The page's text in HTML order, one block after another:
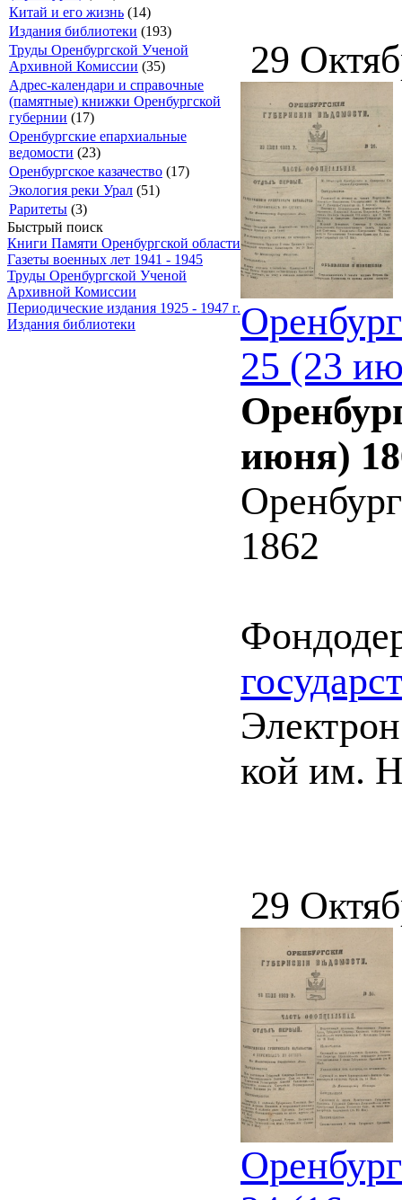
Китай и его жизнь (14)
Издания библиотеки (193)
Труды Оренбургской Ученой
Архивной Комиссии (35)
Адрес-календари и справочные
(памятные) книжки Оренбургской
губернии (17)
Оренбургские епархиальные
ведомости (23)
Оренбургское казачество (17)
Экология реки Урал (51)
Раритеты (3)
Быстрый поиск
Книги Памяти Оренбургской области
Газеты военных лет 1941 - 1945
Труды Оренбургской Ученой
Архивной Комиссии
Периодические издания 1925 - 1947 г.
Издания библиотеки
29
25 (23
июня)
1862
кой им.
29